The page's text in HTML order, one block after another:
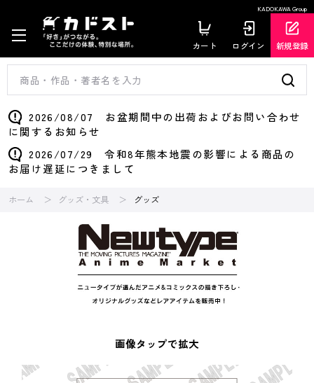
KADOKAWA Group
カート ログイン 新規登録
2026/08/07 お盆期間中の出荷およびお問い合わせ
に関するお知らせ
2026/07/29 令和8年熊本地震の影響による商品の
お届け遅延につきまして
ホーム グッズ・文具 グッズ
画像タップで拡大